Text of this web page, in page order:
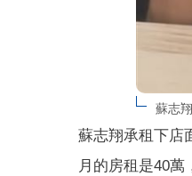
蘇志
蘇志翔承租下店
月的房租是40